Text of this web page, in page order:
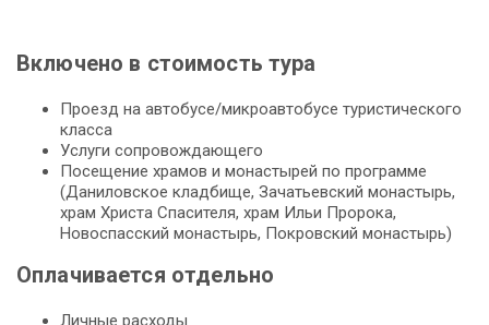
Включено в стоимость тура
Проезд на автобусе/микроавтобусе туристического
класса
Услуги сопровождающего
Посещение храмов и монастырей по программе
(Даниловское кладбище, Зачатьевский монастырь,
храм Христа Спасителя, храм Ильи Пророка,
Новоспасский монастырь, Покровский монастырь)
Оплачивается отдельно
Личные расходы